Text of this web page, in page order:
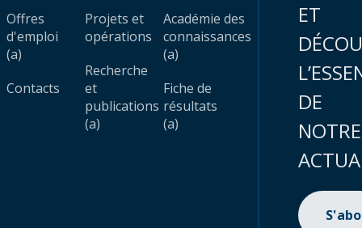
Offres
d'emploi
(a)
Contacts
Projets et
opérations
Recherche
et
publications
(a)
Académie des
connaissances
(a)
Fiche de
résultats
(a)
ET
DE
NOTRE